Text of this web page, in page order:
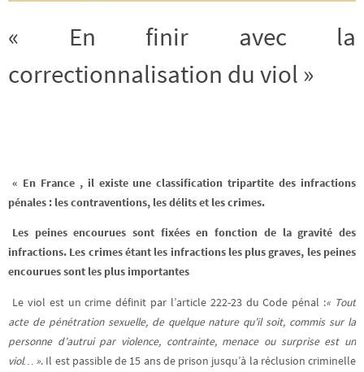
« En finir avec la
correctionnalisation du viol »
« En France , il existe une classification tripartite des infractions
pénales : les contraventions, les délits et les crimes.
Les peines encourues sont fixées en fonction de la gravité des
infractions. Les crimes étant les infractions les plus graves, les peines
encourues sont les plus importantes
Le viol est un crime définit par l’article 222-23 du Code pénal :« Tout
acte de pénétration sexuelle, de quelque nature qu’il soit, commis sur la
personne d’autrui par violence, contrainte, menace ou surprise est un
viol… ». Il est passible de 15 ans de prison jusqu’à la réclusion criminelle